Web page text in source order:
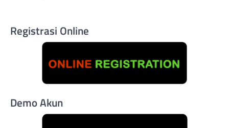
Registrasi Online
Demo Akun